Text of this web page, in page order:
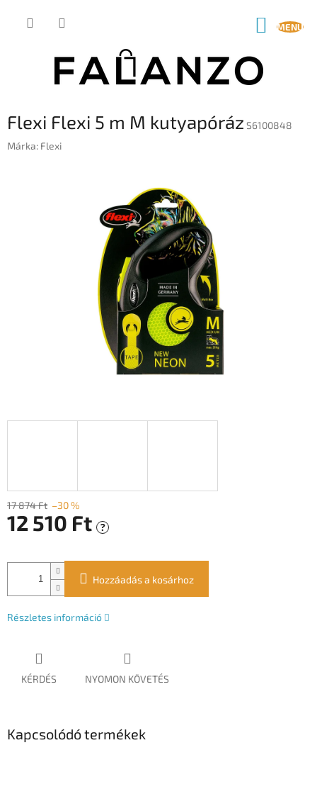
KOSÁR
Flexi Flexi 5 m M kutyapóráz S6100848
Márka: Flexi
17 874 Ft –30 %
12 510 Ft ?
Hozzáadás a kosárhoz
Részletes információ
KÉRDÉS NYOMON KÖVETÉS
Kapcsolódó termékek